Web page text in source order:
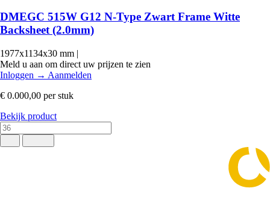
DMEGC 515W G12 N-Type Zwart Frame Witte
Backsheet (2.0mm)
1977x1134x30 mm |
Meld u aan om direct uw prijzen te zien
Inloggen → Aanmelden
€ 0.000,00 per stuk
Bekijk product